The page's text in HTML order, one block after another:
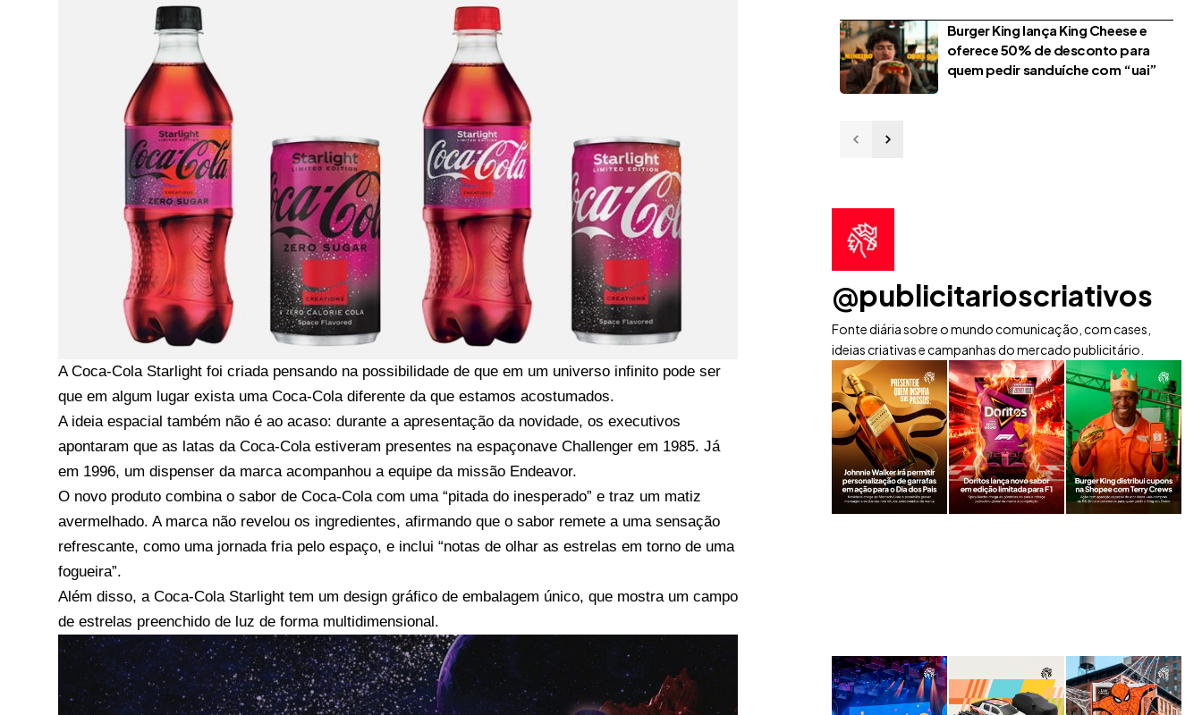
A Coca-Cola Starlight foi criada pensando na possibilidade de que em um universo infinito pode ser
que em algum lugar exista uma Coca-Cola diferente da que estamos acostumados.
A ideia espacial também não é ao acaso: durante a apresentação da novidade, os executivos
apontaram que as latas da Coca-Cola estiveram presentes na espaçonave Challenger em 1985. Já
em 1996, um dispenser da marca acompanhou a equipe da missão Endeavor.
O novo produto combina o sabor de Coca-Cola com uma “pitada do inesperado” e traz um matiz
avermelhado. A marca não revelou os ingredientes, afirmando que o sabor remete a uma sensação
refrescante, como uma jornada fria pelo espaço, e inclui “notas de olhar as estrelas em torno de uma
fogueira”.
Além disso, a Coca-Cola Starlight tem um design gráfico de embalagem único, que mostra um campo
de estrelas preenchido de luz de forma multidimensional.
Burger King lança King Cheese e
oferece 50% de desconto para
quem pedir sanduíche com “uai”
@publicitarioscriativos
Fonte diária sobre o mundo comunicação, com cases,
ideias criativas e campanhas do mercado publicitário.